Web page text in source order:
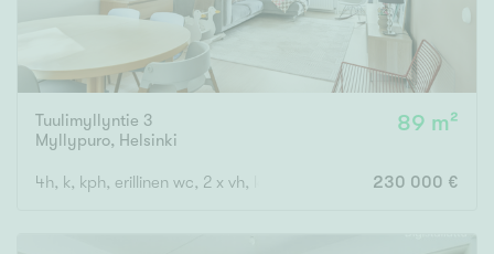
Tuulimyllyntie 3
Myllypuro, Helsinki
89 m²
4h, k, kph, erillinen wc, 2 x vh, lasitettu parveke 230 000 €